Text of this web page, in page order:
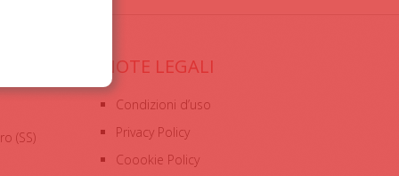
(SS)
NOTE LEGALI
Condizioni d’uso
Privacy Policy
Coookie Policy